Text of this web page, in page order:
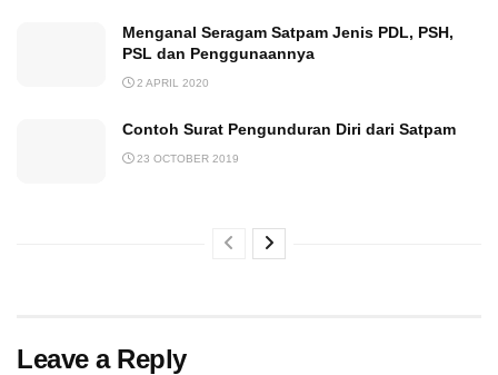
Menganal Seragam Satpam Jenis PDL, PSH,
PSL dan Penggunaannya
2 APRIL 2020
Contoh Surat Pengunduran Diri dari Satpam
23 OCTOBER 2019
Leave a Reply